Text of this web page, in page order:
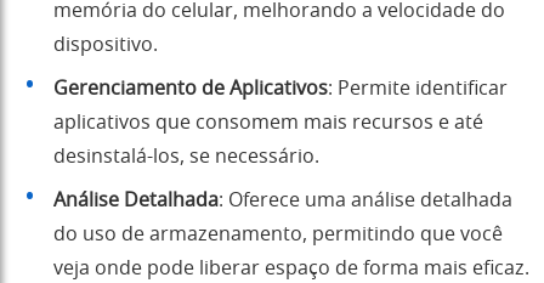
memória do celular, melhorando a velocidade do
dispositivo.
Gerenciamento de Aplicativos: Permite identificar
aplicativos que consomem mais recursos e até
desinstalá-los, se necessário.
Análise Detalhada: Oferece uma análise detalhada
do uso de armazenamento, permitindo que você
veja onde pode liberar espaço de forma mais eficaz.